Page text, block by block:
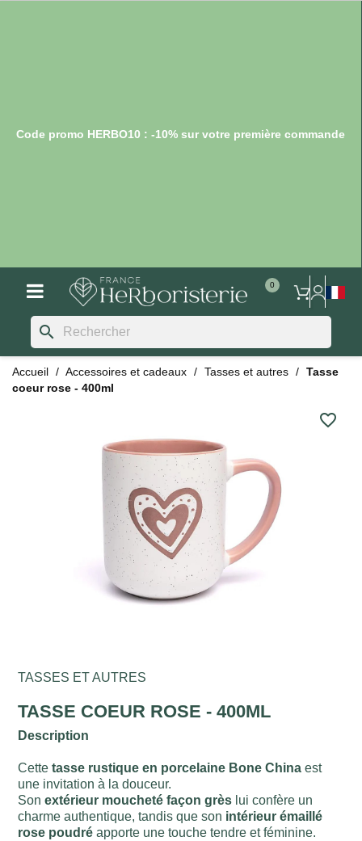
Code promo HERBO10 : -10% sur votre première commande
search
Accueil Accessoires et cadeaux Tasses et autres
Tasse
coeur rose - 400ml
favorite_border
TASSES ET AUTRES
TASSE COEUR ROSE - 400ML
Description
Cettetasse rustique en porcelaine Bone China est
une invitation à la douceur.
Sonextérieur moucheté façon grès lui confère un
charme authentique, tandis que son intérieur émaillé
rose poudré apporte une touche tendre et féminine.